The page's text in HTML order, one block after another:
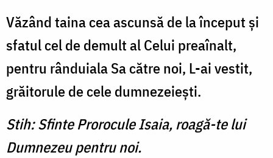
Văzând taina cea ascunsă de la început şi
sfatul cel de demult al Celui preaînalt,
pentru rânduiala Sa către noi, L-ai vestit,
grăitorule de cele dumnezeieşti.
Stih: Sfinte Prorocule Isaia, roagă-te lui
Dumnezeu pentru noi.